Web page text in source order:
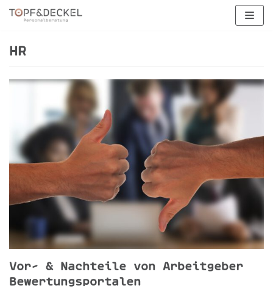
Zum
HR
Vor- & Nachteile von Arbeitgeber
Bewertungsportalen